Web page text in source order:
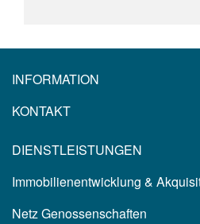
INFORMATION
KONTAKT
DIENSTLEISTUNGEN
Immobilienentwicklung &
Netz Genossenschaften